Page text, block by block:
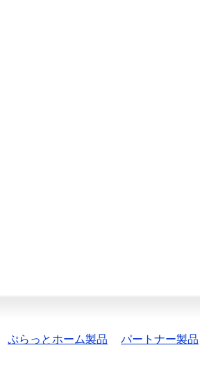
ぷらっとホーム製品 パートナー製品